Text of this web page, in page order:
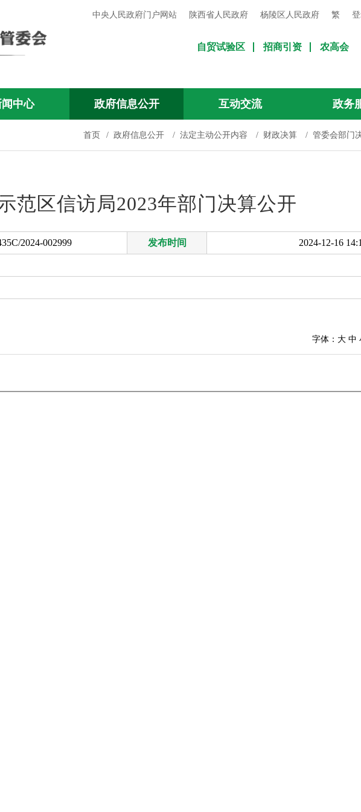
中央人民政府门户网站 陕西省人民政府 杨陵区人民政府 繁
自贸试验区 招商引资 农高会
闻中心 政府信息公开 互动交流 政务
首页 / 政府信息公开 / 法定主动公开内容 / 财政决算 / 管委会部门
范区信访局2023年部门决算公开
2024-002999 发布时间 2024-12-16
字体： 大 中